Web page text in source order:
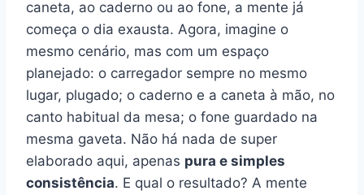
caneta, ao caderno ou ao fone, a mente já
começa o dia exausta. Agora, imagine o
mesmo cenário, mas com um espaço
planejado: o carregador sempre no mesmo
lugar, plugado; o caderno e a caneta à mão, no
canto habitual da mesa; o fone guardado na
mesma gaveta. Não há nada de super
elaborado aqui, apenas pura e simples
consistência. E qual o resultado? A mente